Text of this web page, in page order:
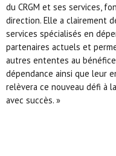
du CRGM et ses services,
direction. Elle a clairement
services spécialisés en
partenaires actuels et
autres ententes au
dépendance ainsi que leur
relèvera ce nouveau défi à
avec succès. »